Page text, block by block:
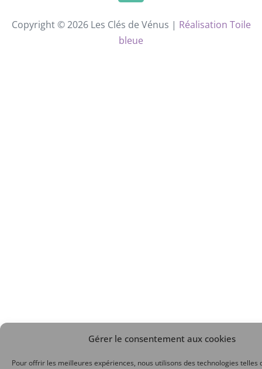
Gérer le consentement aux cookies
Pour offrir les meilleures expériences, nous utilisons des technologies telles
Copyright © 2026 Les Clés de Vénus | Réalisation Toile
bleue